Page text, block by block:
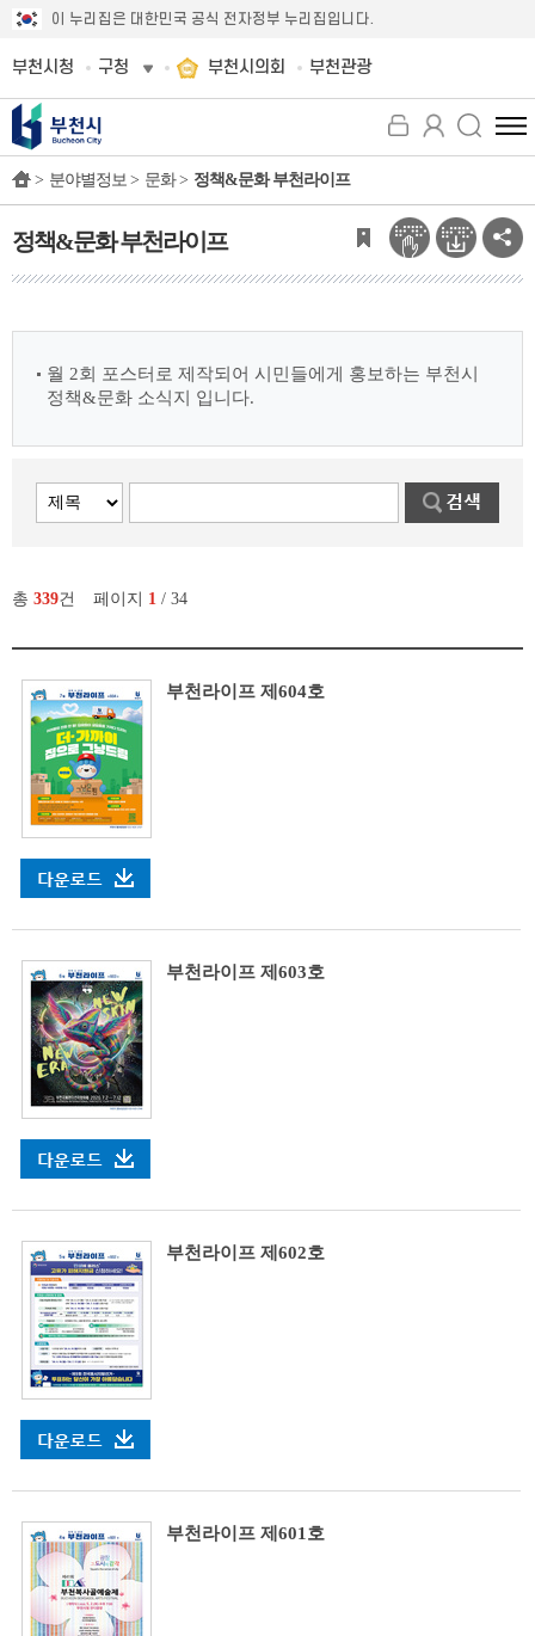
이 누리집은 대한민국 공식 전자정부 누리집입니다.
부천시청 구청 부천시의회 부천관광
전
체
뉴
보
기
> 분야별정보 > 문화 > 정책&문화 부천라이프
정책&문화 부천라이프
월 2회 포스터로 제작되어 시민들에게 홍보하는 부천시
정책&문화 소식지 입니다.
총 339건 페이지 1 / 34
부천라이프 제604호
부천라이프 제603호
부천라이프 제602호
부천라이프 제601호